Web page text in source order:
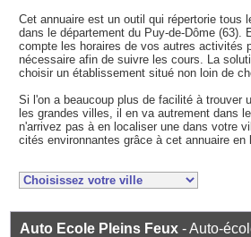
Cet annuaire est un outil qui répertorie tous
dans le département du Puy-de-Dôme (63).
compte les horaires de vos autres activités
nécessaire afin de suivre les cours. La
choisir un établissement situé non loin de
Si l'on a beaucoup plus de facilité à trouver
les grandes villes, il en va autrement dans
n'arrivez pas à en localiser une dans votre
cités environnantes grâce à cet annuaire en
Auto Ecole Pleins Feux - Auto-